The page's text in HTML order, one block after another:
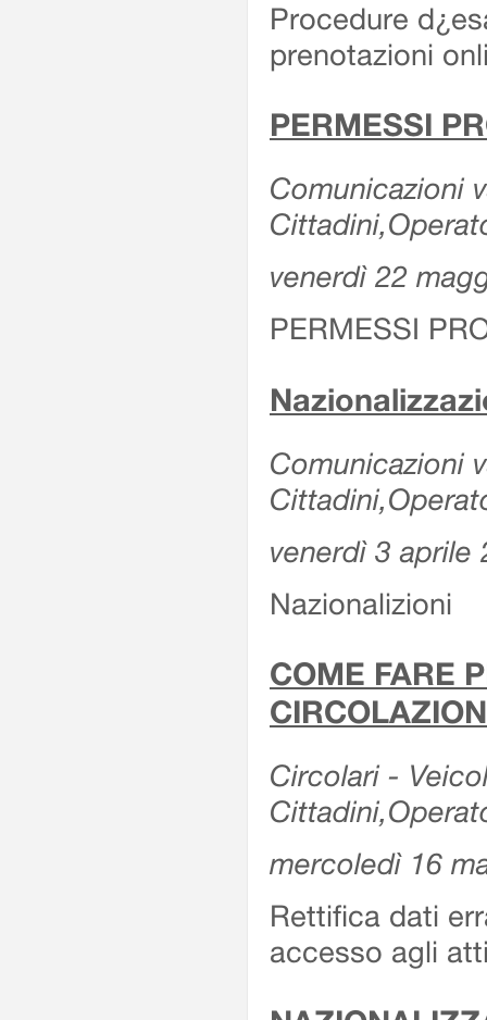
Procedure
prenotazioni
PERMESSI
Comunicazioni
venerdì 22
PERMESSI
Comunicazioni
venerdì 3 aprile
Nazionalizioni
COME FARE
Circolari -
mercoledì 16
Rettifica dati
accesso agli